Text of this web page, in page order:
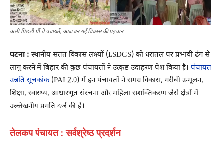
कभी पिछड़ी थीं ये पंचायतें, आज बन गईं विकास की पहचान
पटना : स्थानीय सतत विकास लक्ष्यों (LSDGS) को धरातल पर प्रभावी ढंग से
लागू करने में बिहार की कुछ पंचायतों ने उत्कृष्ट उदाहरण पेश किया है। पंचायत
उन्नति सूचकांक(PAI 2.0) में इन पंचायतों ने समग्र विकास, गरीबी उन्मूलन,
शिक्षा, स्वास्थ्य, आधारभूत संरचना और महिला सशक्तिकरण जैसे क्षेत्रों में
उल्लेखनीय प्रगति दर्ज की है।
तेलकप पंचायत : सर्वश्रेष्ठ प्रदर्शन